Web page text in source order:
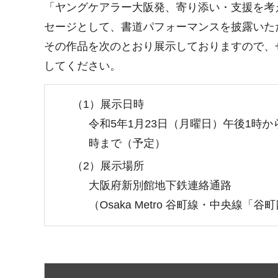
「ヤングケアラー大阪発、寄り添い・支援を
セージとして、書道パフォーマンスを披露いた
その作品を次のとおり展示しておりますので
してください。
（1）展示日時
令和5年1月23日（月曜日）午後1時
時まで（予定）
（2）展示場所
大阪府新別館地下鉄連絡通路
（Osaka Metro 谷町線・中央線「谷